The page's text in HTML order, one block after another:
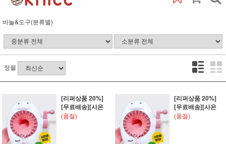
바늘&도구(분류별)
정렬
[리퍼상품 20%]
[무료배송][사은
(품절)
[리퍼상품 20%]
[무료배송][사은
(품절)